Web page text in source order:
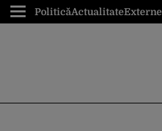
PoliticăActualitateExterne